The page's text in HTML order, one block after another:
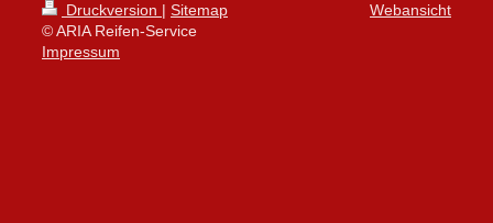
Druckversion | Sitemap
© ARIA Reifen-Service
Impressum
Webansicht